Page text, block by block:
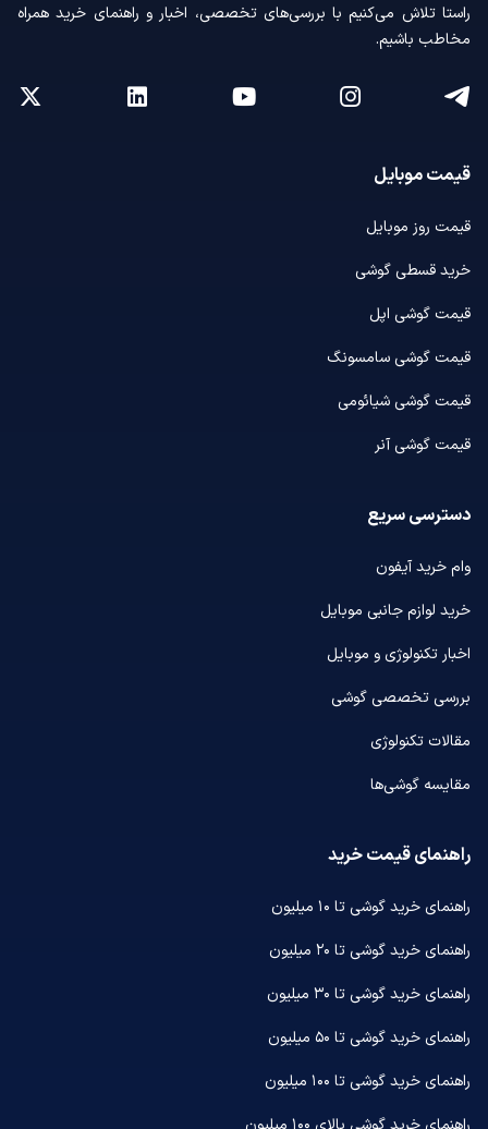
راستا تلاش می‌کنیم با بررسی‌های تخصصی، اخبار و راهنمای خرید همراه
مخاطب باشیم.
قیمت موبایل
قیمت روز موبایل
خرید قسطی گوشی
قیمت گوشی اپل
قیمت گوشی سامسونگ
قیمت گوشی شیائومی
قیمت گوشی آنر
دسترسی سریع
وام خرید آیفون
خرید لوازم جانبی موبایل
اخبار تکنولوژی و موبایل
بررسی تخصصی گوشی
مقالات تکنولوژی
مقایسه گوشی‌ها
راهنمای قیمت خرید
راهنمای خرید گوشی تا ۱۰ میلیون
راهنمای خرید گوشی تا ۲۰ میلیون
راهنمای خرید گوشی تا ۳۰ میلیون
راهنمای خرید گوشی تا ۵۰ میلیون
راهنمای خرید گوشی تا ۱۰۰ میلیون